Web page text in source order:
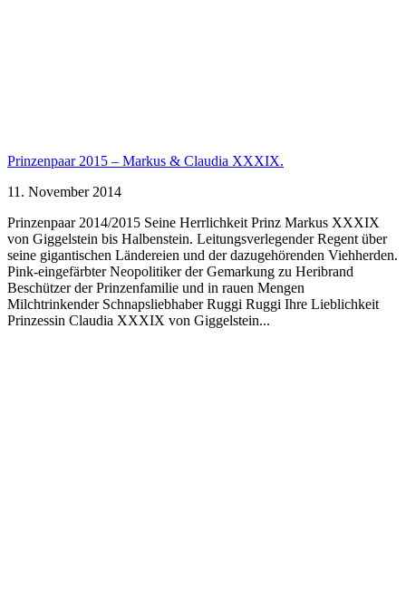
Prinzenpaar 2015 – Markus & Claudia XXXIX.
11. November 2014
Prinzenpaar 2014/2015 Seine Herrlichkeit Prinz Markus XXXIX
von Giggelstein bis Halbenstein. Leitungsverlegender Regent über
seine gigantischen Ländereien und der dazugehörenden Viehherden.
Pink-eingefärbter Neopolitiker der Gemarkung zu Heribrand
Beschützer der Prinzenfamilie und in rauen Mengen
Milchtrinkender Schnapsliebhaber Ruggi Ruggi Ihre Lieblichkeit
Prinzessin Claudia XXXIX von Giggelstein...